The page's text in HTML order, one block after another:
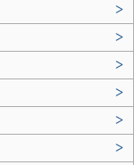
>
>
>
>
>
>